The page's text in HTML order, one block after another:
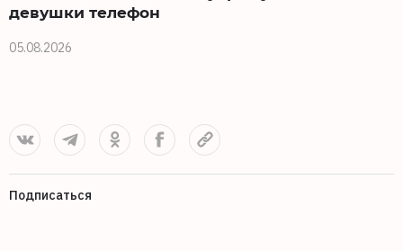
девушки телефон
05.08.2026
Подписаться